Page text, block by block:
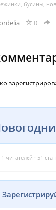
, бусины,
0
читателей · 51